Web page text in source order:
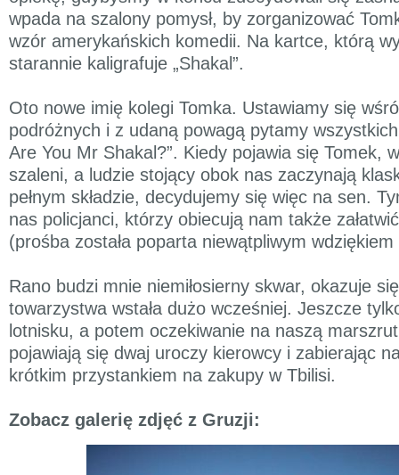
wpada na szalony pomysł, by zorganizować
wzór amerykańskich komedii. Na kartce, którą
starannie kaligrafuje „Shakal”.
Oto nowe imię kolegi Tomka. Ustawiamy się
podróżnych i z udaną powagą pytamy
Are You Mr Shakal?”. Kiedy pojawia się Tomek,
szaleni, a ludzie stojący obok nas zaczynają
pełnym składzie, decydujemy się więc na sen.
nas policjanci, którzy obiecują nam także
(prośba została poparta niewątpliwym
Rano budzi mnie niemiłosierny skwar, okazuje
towarzystwa wstała dużo wcześniej. Jeszcze
lotnisku, a potem oczekiwanie na naszą
pojawiają się dwaj uroczy kierowcy i zabierając
krótkim przystankiem na zakupy w Tbilisi.
Zobacz galerię zdjęć z Gruzji: